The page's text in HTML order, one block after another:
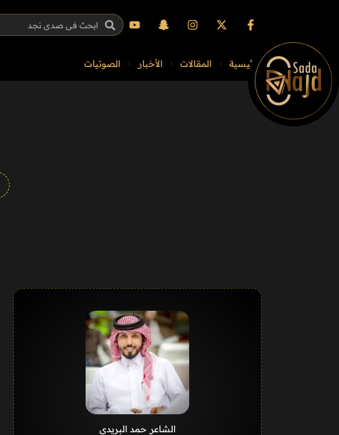
الرئيسية المقالات الأخبار الصوتيات
الشاعر حمد البريدي